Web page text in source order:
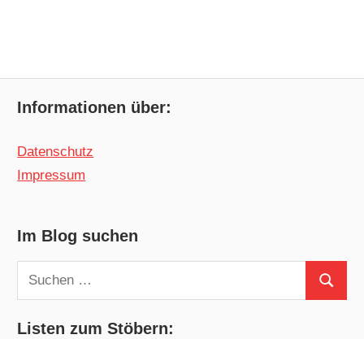
Informationen über:
Datenschutz
Impressum
Im Blog suchen
Suchen
nach:
Suchen
Listen zum Stöbern: